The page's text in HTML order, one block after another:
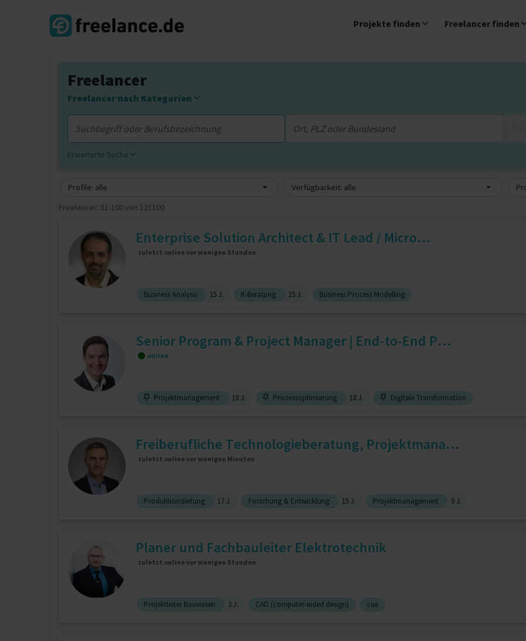
Projekte finden Freelancer finden
Freelancer
Freelancer nach Kategorien
Erweiterte Suche
Profile: alle Verfügbarkeit: alle
Freelancer: 81-100 von 121100
Enterprise Solution Architect & IT Lead / Micro...
zuletzt online vor wenigen Stunden
Business Analysis 15 J. It-Beratung 15 J. Business Process Modelling
Senior Program & Project Manager | End-to-End P...
online
Projektmanagement 18 J. Prozessoptimierung 18 J. Digitale Transformation
Freiberufliche Technologieberatung, Projektmana...
zuletzt online vor wenigen Minuten
Produktionsleitung 17 J. Forschung & Entwicklung 15 J. Projektmanagement 9 J.
Planer und Fachbauleiter Elektrotechnik
zuletzt online vor wenigen Stunden
Projektleiter Bauwesen 3 J. CAD (computer-aided design) cae